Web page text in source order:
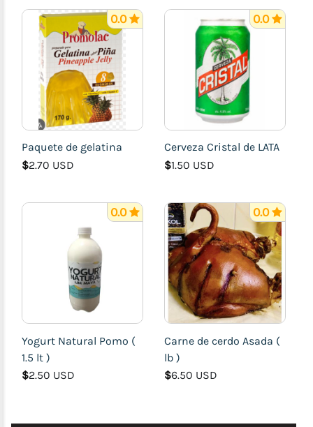
0.0
Paquete de gelatina
$2.70 USD
0.0
Cerveza Cristal de LATA
$1.50 USD
0.0
Yogurt Natural Pomo (
1.5 lt )
$2.50 USD
0.0
Carne de cerdo Asada (
lb )
$6.50 USD